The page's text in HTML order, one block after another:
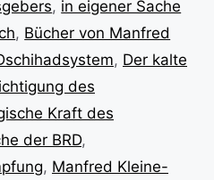
, in eigener Sache
, Bücher von Manfred
, Der kalte
des
Kraft des
der BRD,
, Manfred Kleine-